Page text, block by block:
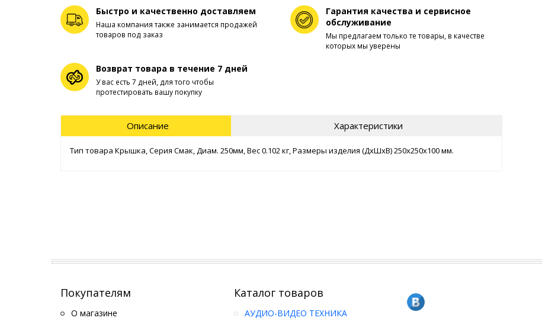
Быстро и качественно доставляем
Наша компания также занимается продажей
товаров под заказ
Гарантия качества и сервисное
обслуживание
Мы предлагаем только те товары, в качестве
которых мы уверены
Возврат товара в течение 7 дней
У вас есть 7 дней, для того чтобы
протестировать вашу покупку
Описание Характеристики
Тип товара Крышка, Серия Смак, Диам. 250мм, Вес 0.102 кг, Размеры изделия (ДхШхВ) 250х250х100 мм.
Покупателям
О магазине
Каталог товаров
АУДИО-ВИДЕО ТЕХНИКА